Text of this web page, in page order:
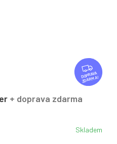
Z
D
A
ZDARMA
+ doprava zdarma
Skladem